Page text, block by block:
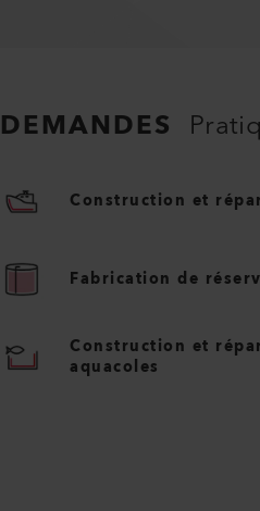
DEMANDES
Construction et
Fabrication de
Construction et
aquacoles